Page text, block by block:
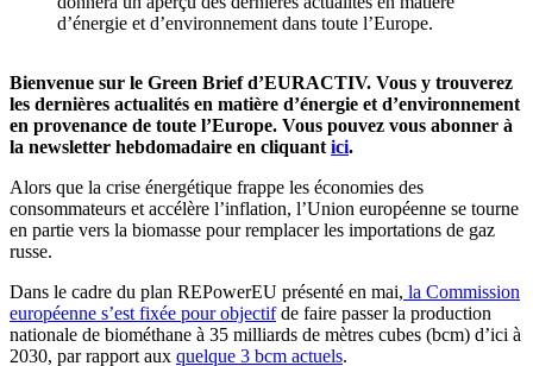
d’énergie et d’environnement dans toute l’Europe.
Bienvenue sur le Green Brief d’EURACTIV. Vous y trouverez
les dernières actualités en matière d’énergie et d’environnement
en provenance de toute l’Europe. Vous pouvez vous abonner à
la newsletter hebdomadaire en cliquant ici.
Alors que la crise énergétique frappe les économies des
consommateurs et accélère l’inflation, l’Union européenne se tourne
en partie vers la biomasse pour remplacer les importations de gaz
russe.
Dans le cadre du plan REPowerEU présenté en mai, la Commission
européenne s’est fixée pour objectifde faire passer la production
nationale de biométhane à 35 milliards de mètres cubes (bcm) d’ici à
2030, par rapport aux quelque 3 bcm actuels.